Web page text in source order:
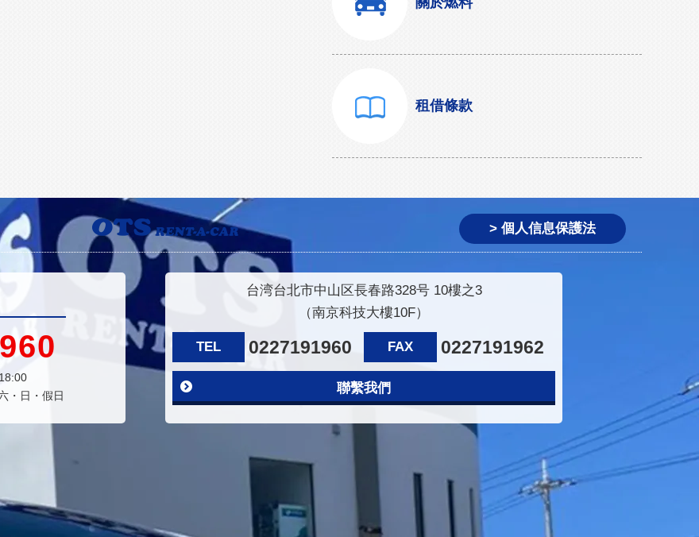
租借條款
> 個人信息保護法
・日・假日
台湾台北市中山区長春路328号 10樓之3
（南京科技大樓10F）
TEL 0227191960 FAX 0227191962
聯繫我們